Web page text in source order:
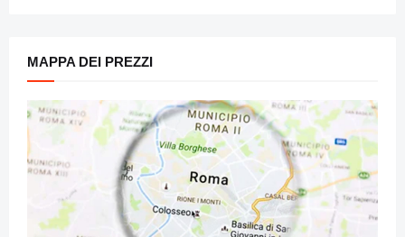
MAPPA DEI PREZZI